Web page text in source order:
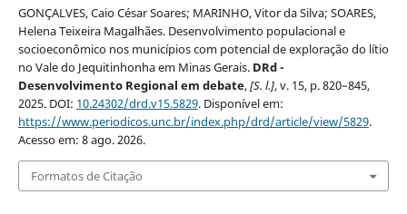
GONÇALVES, Caio César Soares; MARINHO, Vitor da Silva; SOARES,
Helena Teixeira Magalhães. Desenvolvimento populacional e
socioeconômico nos municípios com potencial de exploração do lítio
no Vale do Jequitinhonha em Minas Gerais. DRd -
Desenvolvimento Regional em debate,[S. l.], v. 15, p. 820–845,
2025. DOI: 10.24302/drd.v15.5829. Disponível em:
https://www.periodicos.unc.br/index.php/drd/article/view/5829.
Acesso em: 8 ago. 2026.
Formatos de Citação